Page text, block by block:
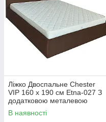
Ліжко Двоспальне Chester
VIP 160 х 190 см Etna-027 З
додатковою металевою
цільнозварною рамою
Коричневий
В наявності